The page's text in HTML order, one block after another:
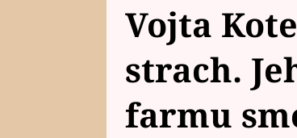
Vojta
strach.
farmu